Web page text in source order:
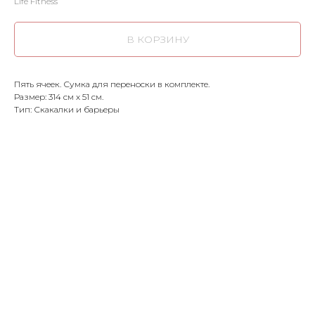
В КОРЗИНУ
Пять ячеек. Сумка для переноски в комплекте.
Размер: 314 см х 51 см.
Тип: Скакалки и барьеры